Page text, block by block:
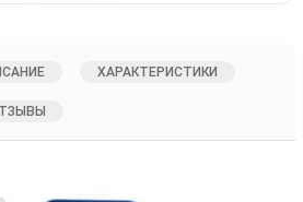
ХАРАКТЕРИСТИКИ